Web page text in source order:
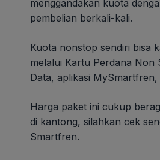
menggandakan kuota
pembelian berkali-kali.
Kuota nonstop sendiri bisa
melalui Kartu Perdana Non
Data, aplikasi
Harga paket ini cukup
di kantong, silahkan cek
Smartfren.